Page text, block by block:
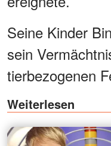
Seine Kinder
sein
tierbezogenen
Weiterlesen